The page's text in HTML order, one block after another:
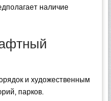
наличие
и художественным
парков.